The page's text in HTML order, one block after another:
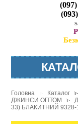
Головна Каталог
ДЖИНСИ ОПТОМ
33) БЛАКИТНИЙ 9328-